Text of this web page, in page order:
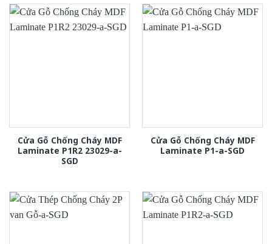
Cửa Gỗ Chống Cháy MDF
Laminate P1R2 23029-a-
SGD
Cửa Gỗ Chống Cháy MDF
Laminate P1-a-SGD